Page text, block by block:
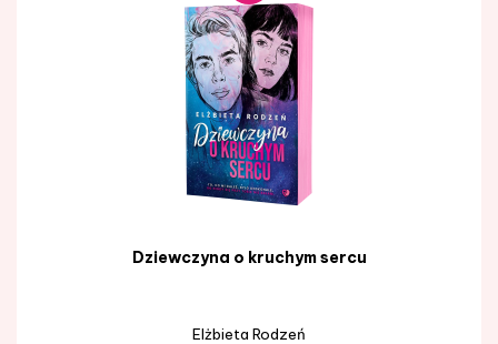
Dziewczyna o kruchym sercu
Elżbieta Rodzeń